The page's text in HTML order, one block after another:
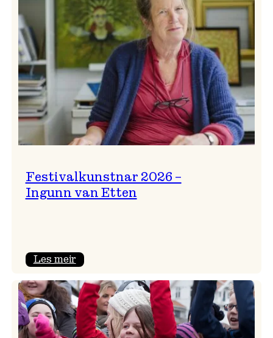
Festivalkunstnar 2026 –
Ingunn van Etten
Les meir:
2026
–
Ingunn van Etten